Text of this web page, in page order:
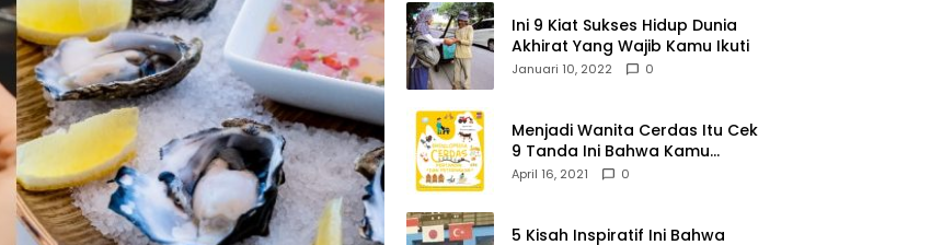
Ini 9 Kiat Sukses Hidup Dunia
Akhirat Yang Wajib Kamu Ikuti
Januari 10, 2022 0
Menjadi Wanita Cerdas Itu Cek
9 Tanda Ini Bahwa Kamu
Memang Wanita Cerdas
April 16, 2021 0
5 Kisah Inspiratif Ini Bahwa